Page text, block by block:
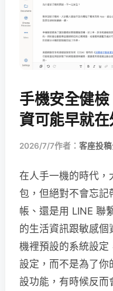
手機安全健
資可能早就在
2026/7/7作者： 客座投稿
在人手一機的時代，
包，但絕對不會忘記
帳、還是用 LINE 聯
的生活資訊跟敏感
機裡預設的系統設定
設定，而不是為了你
設功能，有時候反而